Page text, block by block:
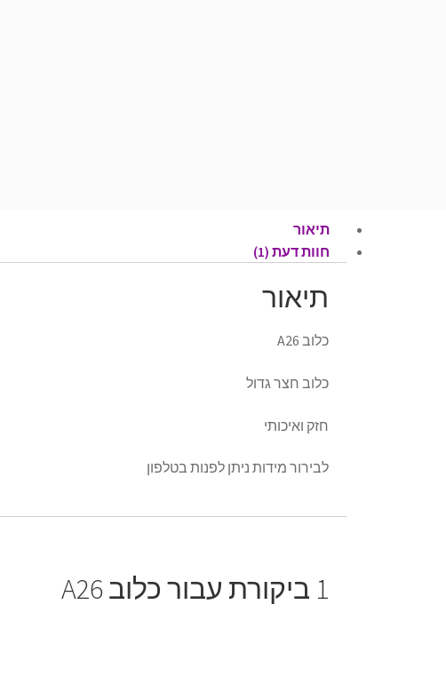
תיאור
חוות דעת (1)
תיאור
כלוב A26
כלוב חצר גדול
חזק ואיכותי
לבירור מידות ניתן לפנות בטלפון
1 ביקורת עבור כלוב A26